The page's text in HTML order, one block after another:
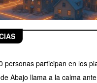
personas participan en los
Abajo llama a la calma